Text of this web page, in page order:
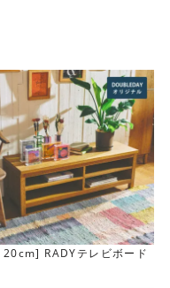
容量！
隔で調整可能。プレー
を調整すれば鍋類も収
RADYテレビボード